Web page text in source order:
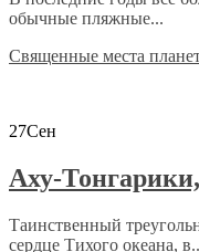
обычные пляжные...
Священные места
27Сен
Аху-
Таинственный
сердце Тихого океана,